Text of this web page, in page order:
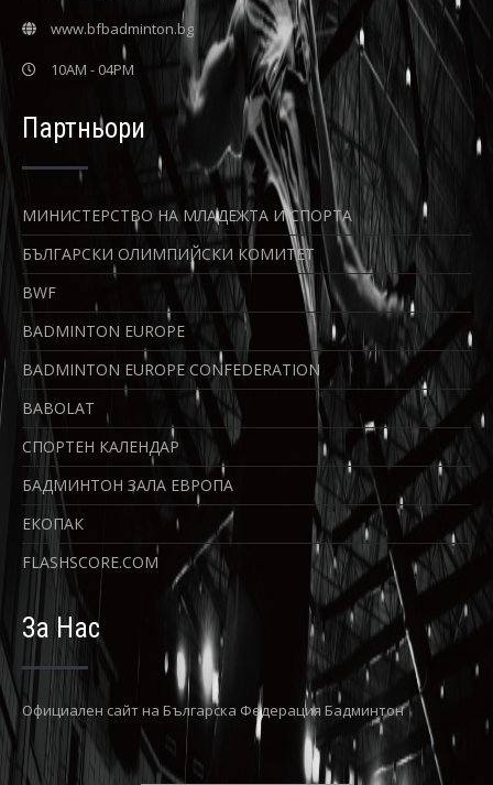
www.bfbadminton.bg
10AM - 04PM
Партньори
МИНИСТЕРСТВО НА МЛАДЕЖТА И СПОРТА
БЪЛГАРСКИ ОЛИМПИЙСКИ КОМИТЕТ
BWF
BADMINTON EUROPE
BADMINTON EUROPE CONFEDERATION
BABOLAT
СПОРТЕН КАЛЕНДАР
БАДМИНТОН ЗАЛА ЕВРОПА
ЕКОПАК
FLASHSCORE.COM
За Нас
Официaлен сайт на Българска Федерация Бадминтон